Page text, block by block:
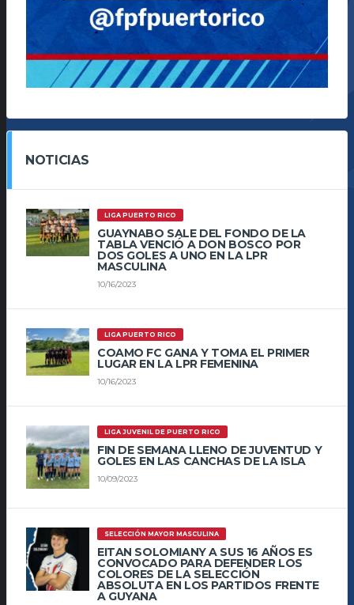
NOTICIAS
LIGA PUERTO RICO
GUAYNABO SALE DEL FONDO DE LA
TABLA VENCIÓ A DON BOSCO POR
DOS GOLES A UNO EN LA LPR
MASCULINA
10/16/2023
LIGA PUERTO RICO
COAMO FC GANA Y TOMA EL PRIMER
LUGAR EN LA LPR FEMENINA
10/16/2023
LIGA JUVENIL DE PUERTO RICO
FIN DE SEMANA LLENO DE JUVENTUD Y
GOLES EN LAS CANCHAS DE LA ISLA
10/09/2023
SELECCIÓN MAYOR MASCULINA
EITAN SOLOMIANY A SUS 16 AÑOS ES
CONVOCADO PARA DEFENDER LOS
COLORES DE LA SELECCIÓN
ABSOLUTA EN LOS PARTIDOS FRENTE
A GUYANA